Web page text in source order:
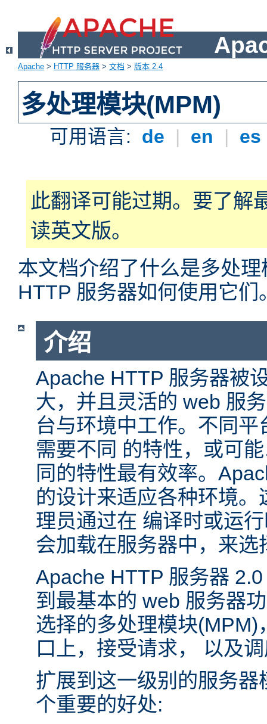
Apache > HTTP 服务器 > 文档 > 版本 2.4
多处理模块(MPM)
可用语言: de | en | es
此翻译可能过期。要了解
读英文版。
本文档介绍了什么是多处
HTTP 服务器如何使用它们
介绍
Apache HTTP 服务器被
大，并且灵活的 web 服
台与环境中工作。不同
需要不同 的特性，或可
同的特性最有效率。
的设计来适应各种环境
理员通过在 编译时或运
会加载在服务器中，来选
Apache HTTP 服务器
到最基本的 web 服务器
选择的多处理模块
口上，接受请求， 以及
扩展到这一级别的服务
个重要的好处: